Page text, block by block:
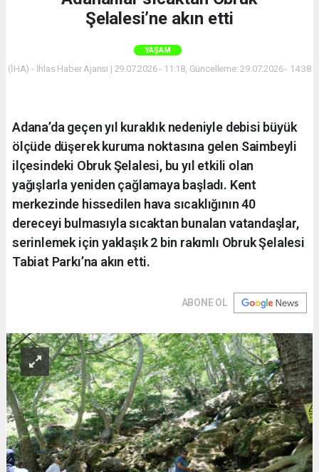
Şelalesi’ne akın etti
YAŞAM
(İHA) - İhlas Haber Ajansı | 29.07.2026 - 11:18, Güncelleme: 29.07.2026 - 14:38
Adana’da geçen yıl kuraklık nedeniyle debisi büyük
ölçüde düşerek kuruma noktasına gelen Saimbeyli
ilçesindeki Obruk Şelalesi, bu yıl etkili olan
yağışlarla yeniden çağlamaya başladı. Kent
merkezinde hissedilen hava sıcaklığının 40
dereceyi bulmasıyla sıcaktan bunalan vatandaşlar,
serinlemek için yaklaşık 2 bin rakımlı Obruk Şelalesi
Tabiat Parkı’na akın etti.
ABONE OL